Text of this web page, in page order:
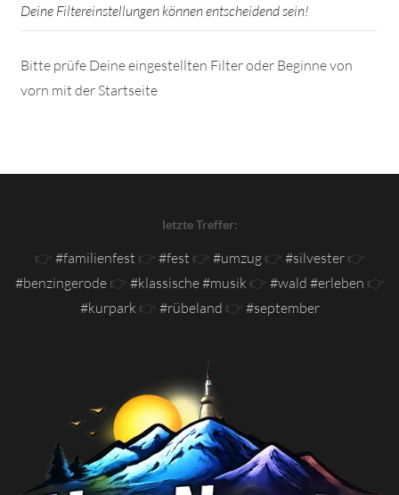
Deine Filtereinstellungen können entscheidend sein!
Bitte prüfe Deine eingestellten Filter oder Beginne von
vorn mit der Startseite
letzte Treffer:
👉 #familienfest 👉 #fest 👉 #umzug👉 #silvester👉
#benzingerode👉 #klassische #musik 👉 #wald #erleben 👉
#kurpark 👉 #rübeland 👉 #september